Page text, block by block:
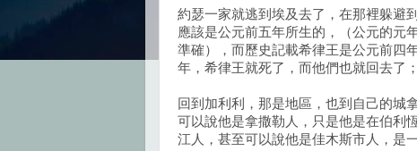
約瑟一家就逃到埃及去了，在那裡躲避
應該是公元前五年所生的，（公元的元
準確），而歷史記載希律王是公元前四
年，希律王就死了，而他們也就回去了；
回到加利利，那是地區，也到自己的城
可以說他是拿撒勒人，只是他是在伯利
江人，甚至可以說他是佳木斯市人，是